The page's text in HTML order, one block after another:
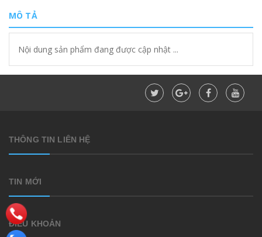
MÔ TẢ
Nội dung sản phẩm đang được cập nhật ...
THÔNG TIN LIÊN HỆ
TIN MỚI
ĐIỀU KHOẢN